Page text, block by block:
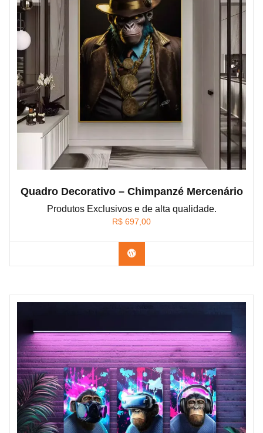
Quadro Decorativo – Chimpanzé Mercenário
Produtos Exclusivos e de alta qualidade.
R$ 697,00
Confira os modelos